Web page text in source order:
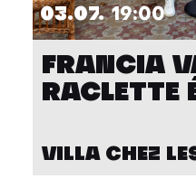
03.07. 19:00
FRANCIA
RACLETTE
VILLA CHEZ